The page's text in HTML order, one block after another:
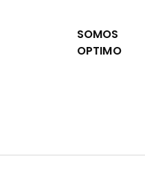
SOMOS
OPTIMO